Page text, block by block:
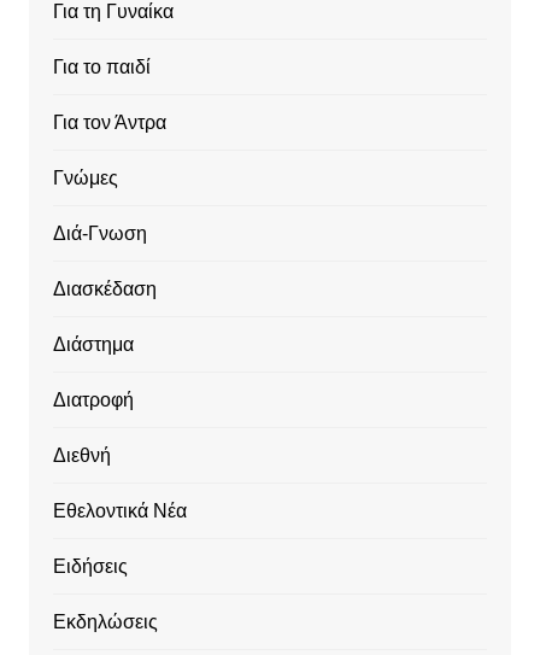
Για τη Γυναίκα
Για το παιδί
Για τον Άντρα
Γνώμες
Διά-Γνωση
Διασκέδαση
Διάστημα
Διατροφή
Διεθνή
Εθελοντικά Νέα
Ειδήσεις
Εκδηλώσεις